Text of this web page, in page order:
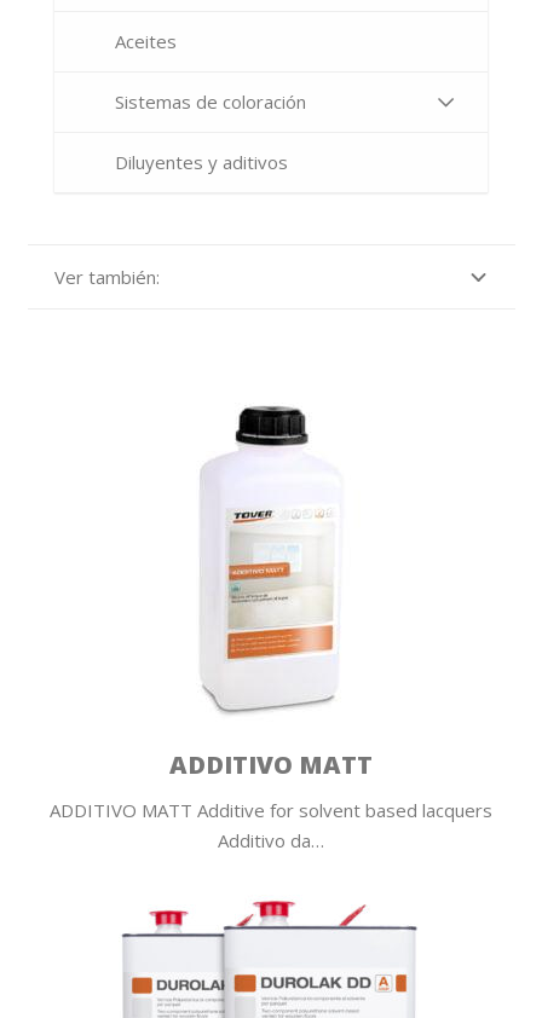
Aceites
Sistemas de coloración
Diluyentes y aditivos
Ver también:
ADDITIVO MATT
ADDITIVO MATT Additive for solvent based lacquers
Additivo da…